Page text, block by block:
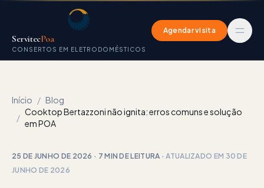
ServitecPoa
CONSERTOS EM ELETRODOMÉSTICOS
Agendar visita
Início / Blog
/
Cooktop Bertazzoni não ignita: erros comuns e solução
em POA
25 DE JUNHO DE 2026 · 7 MIN DE LEITURA ·ATUALIZADO EM 30 DE
JUNHO DE 2026